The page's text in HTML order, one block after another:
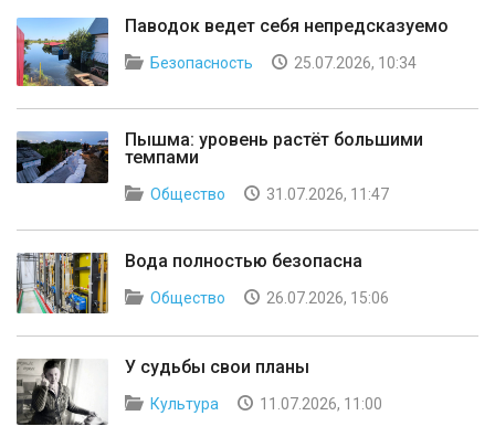
Паводок ведет себя непредсказуемо
Безопасность 25.07.2026, 10:34
Пышма: уровень растёт большими
темпами
Общество 31.07.2026, 11:47
Вода полностью безопасна
Общество 26.07.2026, 15:06
У судьбы свои планы
Культура 11.07.2026, 11:00